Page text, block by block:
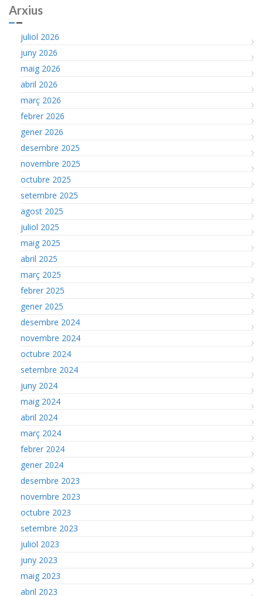
Arxius
juliol 2026
juny 2026
maig 2026
abril 2026
març 2026
febrer 2026
gener 2026
desembre 2025
novembre 2025
octubre 2025
setembre 2025
agost 2025
juliol 2025
maig 2025
abril 2025
març 2025
febrer 2025
gener 2025
desembre 2024
novembre 2024
octubre 2024
setembre 2024
juny 2024
maig 2024
abril 2024
març 2024
febrer 2024
gener 2024
desembre 2023
novembre 2023
octubre 2023
setembre 2023
juliol 2023
juny 2023
maig 2023
abril 2023